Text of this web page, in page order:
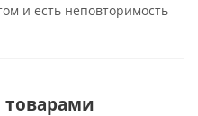
и есть неповторимость